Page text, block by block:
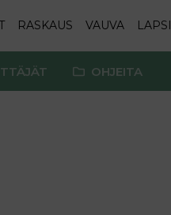
RASKAUS VAUVA LAPSI
OHJEITA